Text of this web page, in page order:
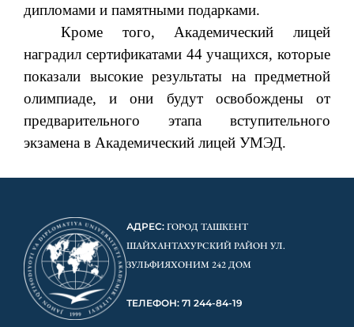
дипломами и памятными подарками.
Кроме того, Академический лицей
наградил сертификатами 44 учащихся, которые
показали высокие результаты на предметной
олимпиаде, и они будут освобождены от
предварительного этапа вступительного
экзамена в Академический лицей УМЭД.
АДРЕС: ГОРОД ТАШКЕНТ
ШАЙХАНТАХУРСКИЙ РАЙОН УЛ.
ЗУЛЬФИЯХОНИМ 242 ДОМ
ТЕЛЕФОН: 71 244-84-19